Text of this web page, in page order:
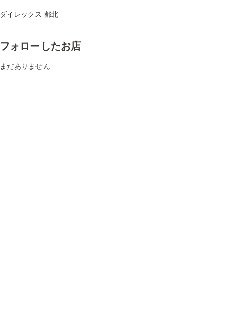
ダイレックス 都北
フォローしたお店
まだありません